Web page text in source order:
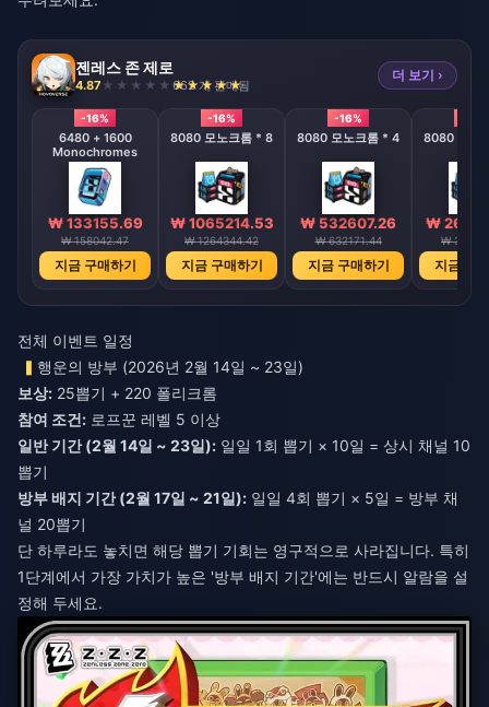
젠레스 존 제로
4.87 662 개 판매됨
더 보기 ›
-16%
6480 + 1600
Monochromes
₩ 133155.69
₩ 158042.47
지금 구매하기
-16%
8080 모노크롬 * 8
₩ 1065214.53
₩ 1264344.42
지금 구매하기
-16%
8080 모노크롬 * 4
₩ 532607.26
₩ 632171.44
지금 구매하기
8080 모노
₩
₩
지금 구
전체 이벤트 일정
행운의 방부 (2026년 2월 14일 ~ 23일)
보상: 25뽑기 + 220 폴리크롬
참여 조건: 로프꾼 레벨 5 이상
일반 기간 (2월 14일 ~ 23일): 일일 1회 뽑기 × 10일 = 상시 채널 10
뽑기
방부 배지 기간 (2월 17일 ~ 21일): 일일 4회 뽑기 × 5일 = 방부 채
널 20뽑기
단 하루라도 놓치면 해당 뽑기 기회는 영구적으로 사라집니다. 특히
1단계에서 가장 가치가 높은 '방부 배지 기간'에는 반드시 알람을 설
정해 두세요.